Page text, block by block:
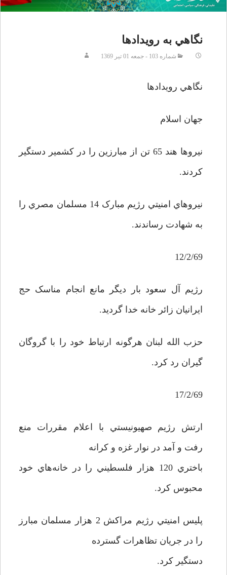
نگاهي به رويدادها
شماره 103 - جمعه 01 تير 1369
نگاهي رويدادها
جهان اسلام
نيروها هند 65 تن از مبارزين را در کشمير دستگير
کردند.
نيروهاي امنيتي رژيم مبارک 14 مسلمان مصري را
به شهادت رساندند.
12/2/69
رژيم آل سعود بار ديگر مانع انجام مناسک حج
ايرانيان زائر خانه خدا گرديد.
حزب الله لبنان هرگونه ارتباط خود را با گروگان
گيران رد کرد.
17/2/69
ارتش رژيم صهيونيستي با اعلام مقررات منع
رفت و آمد در نوار غزه و کرانه
باختري 120 هزار فلسطيني را در خانه‌هاي خود
محبوس کرد.
پليس امنيتي رژيم مراکش 2 هزار مسلمان مبارز
را در جريان تظاهرات گسترده
دستگير کرد.